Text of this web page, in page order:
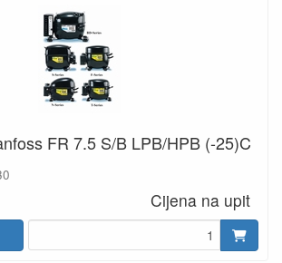
FR 7.5 S/B LPB/HPB (-25)C
Cijena na upit